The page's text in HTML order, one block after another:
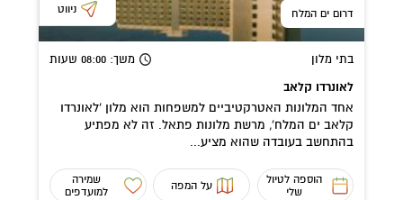
דרום ים המלח ניווט
בתי מלון משך: 08:00 שעות
לאונרדו קלאב
אחד המלונות האטרקטיביים למשפחות הוא מלון 'לאונרדו
קלאב ים המלח', מרשת מלונות פתאל. זה לא מפתיע
בהתחשב בעובדה שהוא מציע...
הוספה לטיול
שלי
על המפה
שמירה
למועדפים